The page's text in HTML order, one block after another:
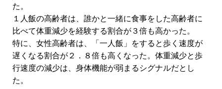
た。
１人飯の高齢者は、誰かと一緒に食事をした高齢者に
比べて体重減少を経験する割合が３倍も高かった。
特に、女性高齢者は、「一人飯」をすると歩く速度が
遅くなる割合が２．８倍も高くなった。体重減少と歩
行速度の減少は、身体機能が弱まるシグナルだとし
た。